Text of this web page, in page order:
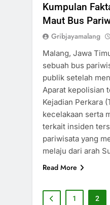
Kumpulan
Maut Bus
Gribjayamalang
Malang, Jawa
sebuah bus
publik setelah
Aparat kepolisian
Kejadian Perkara
kecelakaan serta
terkait insiden
pariwisata yang
melaju dari arah
Read More
1 2